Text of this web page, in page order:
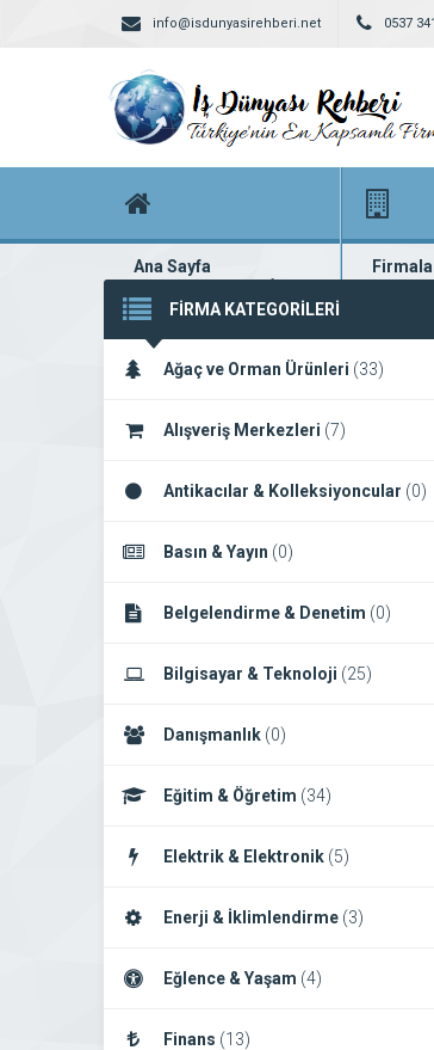
info@isdunyasirehberi.net 0537
Ana Sayfa
Firma rehberi ana sayfanız Yüzlerce
FİRMA KATEGORİLERİ
Ağaç ve Orman Ürünleri (33)
Alışveriş Merkezleri (7)
Antikacılar & Kolleksiyoncular (0)
Basın & Yayın (0)
Belgelendirme & Denetim (0)
Bilgisayar & Teknoloji (25)
Danışmanlık (0)
Eğitim & Öğretim (34)
Elektrik & Elektronik (5)
Enerji & İklimlendirme (3)
Eğlence & Yaşam (4)
Finans (13)